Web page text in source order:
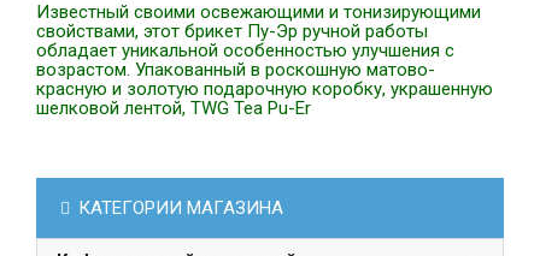
Известный своими освежающими и тонизирующими
свойствами, этот брикет Пу-Эр ручной работы
обладает уникальной особенностью улучшения с
возрастом. Упакованный в роскошную матово-
красную и золотую подарочную коробку, украшенную
шелковой лентой, TWG Tea Pu-Er
КАТЕГОРИИ МАГАЗИНА